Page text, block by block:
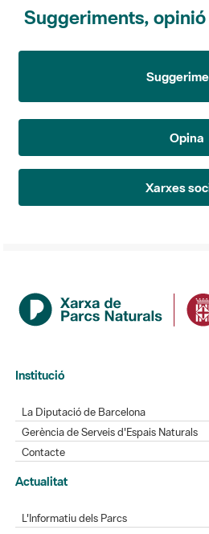
Suggeriments,
Opina
Xarxes
Institució
La Diputació de Barcelona
Gerència de Serveis d'Espais Naturals
Contacte
Actualitat
L'Informatiu dels Parcs